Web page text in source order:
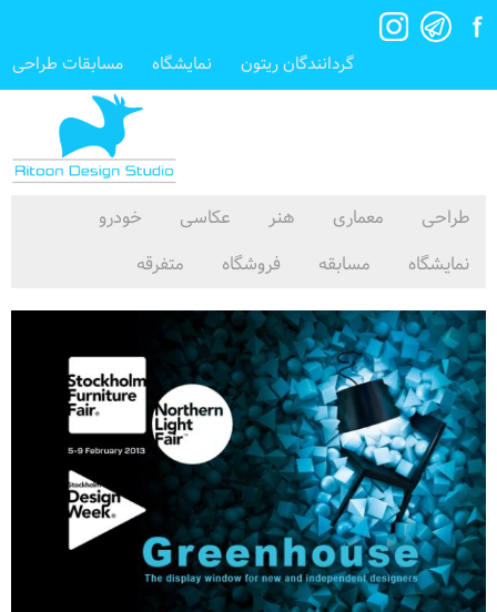
گردانندگان ریتون نمایشگاه مسابقات طراحی
طراحی معماری هنر عکاسی
خودرو
نمایشگاه
مسابقه فروشگاه متفرقه